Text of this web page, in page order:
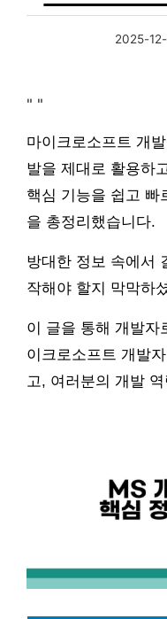
2025-
" "
마이크로소프트 개
발을 제대로 활용하
핵심 기능을 쉽고 빠
을 총정리했습니다.
방대한 정보 속에서
작해야 할지 막막하
이 글을 통해 개발자
이크로소프트 개발
고, 여러분의 개발